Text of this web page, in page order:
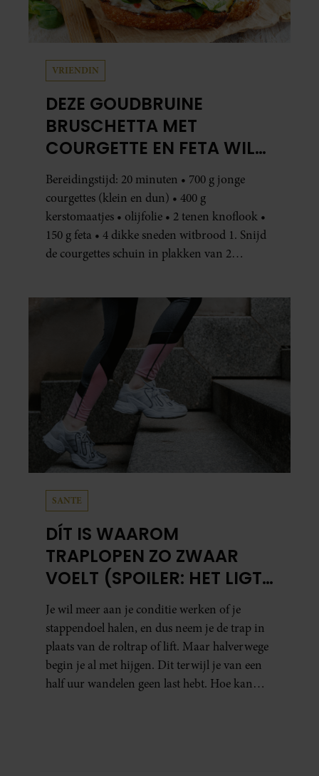
VRIENDIN
DEZE GOUDBRUINE
BRUSCHETTA MET
COURGETTE EN FETA WIL
JE METEEN MAKEN
Bereidingstijd: 20 minuten • 700 g jonge
courgettes (klein en dun) • 400 g
kerstomaatjes • olijfolie • 2 tenen knoflook •
150 g feta • 4 dikke sneden witbrood 1. Snijd
de courgettes schuin in plakken van 2
SANTE
DÍT IS WAAROM
TRAPLOPEN ZO ZWAAR
VOELT (SPOILER: HET LIGT
NIET AAN JE CONDITIE)
Je wil meer aan je conditie werken of je
stappendoel halen, en dus neem je de trap in
plaats van de roltrap of lift. Maar halverwege
begin je al met hijgen. Dit terwijl je van een
half uur wandelen geen last hebt. Hoe kan